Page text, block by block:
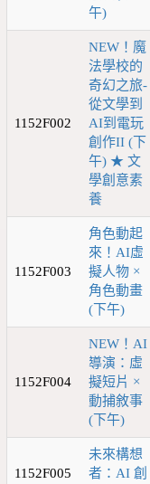
午)
1152F002
NEW！魔
法學校的
奇幻之旅-
從文學到
AI到電玩
創作II (下
午) ★ 文
學創意素
養
1152F003
角色動起
來！AI虛
擬人物 ×
角色動畫
(下午)
1152F004
NEW！AI
導演：虛
擬短片 ×
動捕敘事
(下午)
1152F005
未來構想
者：AI 創